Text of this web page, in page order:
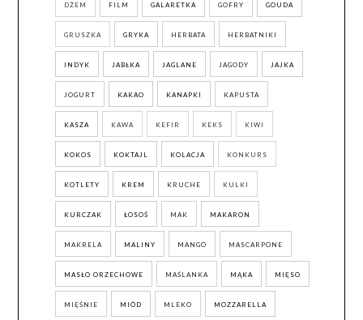
DŻEM FILM GALARETKA GOFRY GOUDA
GRUSZKA GRYKA HERBATA HERBATNIKI
INDYK JABŁKA JAGLANE JAGODY JAJKA
JOGURT KAKAO KANAPKI KAPUSTA
KASZA KAWA KEFIR KEKS KIWI
KOKOS KOKTAJL KOLACJA KONKURS
KOTLETY KREM KRUCHE KULKI
KURCZAK ŁOSOŚ MAK MAKARON
MAKRELA MALINY MANGO MASCARPONE
MASŁO ORZECHOWE MAŚLANKA MĄKA MIĘSO
MIĘŚNIE MIÓD MLEKO MOZZARELLA